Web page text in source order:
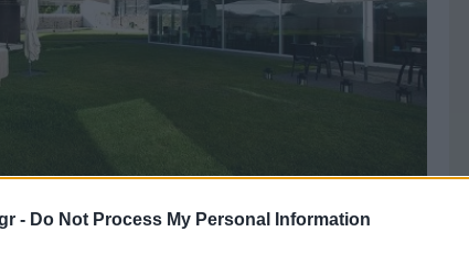
- Do Not Process My Personal Information